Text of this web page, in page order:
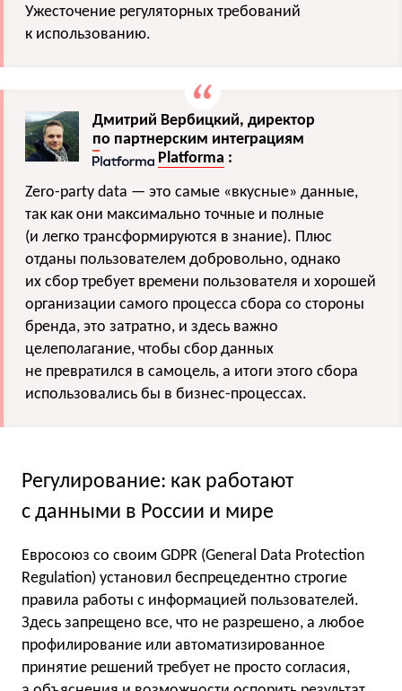
Ужесточение регуляторных требований
к использованию.
Дмитрий Вербицкий, директор
по партнерским интеграциям
Platforma :
Zero-party data — это самые «вкусные» данные,
так как они максимально точные и полные
(и легко трансформируются в знание). Плюс
отданы пользователем добровольно, однако
их сбор требует времени пользователя и хорошей
организации самого процесса сбора со стороны
бренда, это затратно, и здесь важно
целеполагание, чтобы сбор данных
не превратился в самоцель, а итоги этого сбора
использовались бы в бизнес-процессах.
Регулирование: как работают
с данными в России и мире
Евросоюз со своим GDPR (General Data Protection
Regulation) установил беспрецедентно строгие
правила работы с информацией пользователей.
Здесь запрещено все, что не разрешено, а любое
профилирование или автоматизированное
принятие решений требует не просто согласия,